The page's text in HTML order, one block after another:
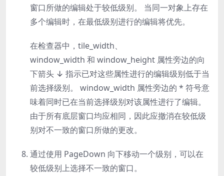
窗口所做的编辑处于较低级别。 当同一对象上存在
多个编辑时，在最低级别进行的编辑将优先。
在检查器中， tile_width、
window_width 和 window_height 属性旁边的向
下箭头 ↓ 指示已对这些属性进行的编辑级别低于当
前选择级别。 window_width 属性旁边的 * 符号意
味着同时已在当前选择级别对该属性进行了编辑。
由于所有底层窗口均应相同，因此应撤消在较低级
别对不一致的窗口所做的更改。
通过使用 PageDown 向下移动一个级别，可以在
较低级别上选择不一致的窗口。